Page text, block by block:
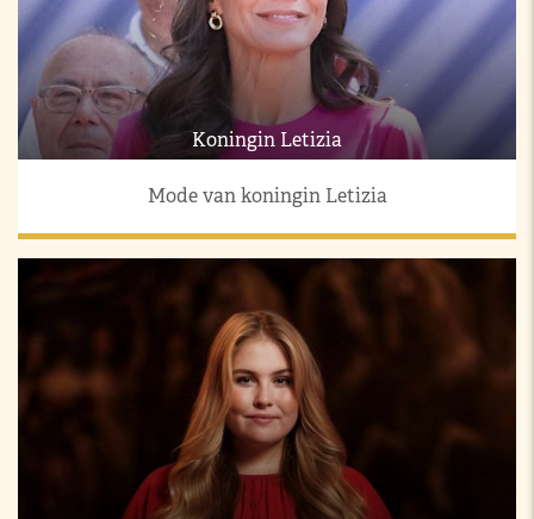
Koningin Letizia
Mode van koningin Letizia